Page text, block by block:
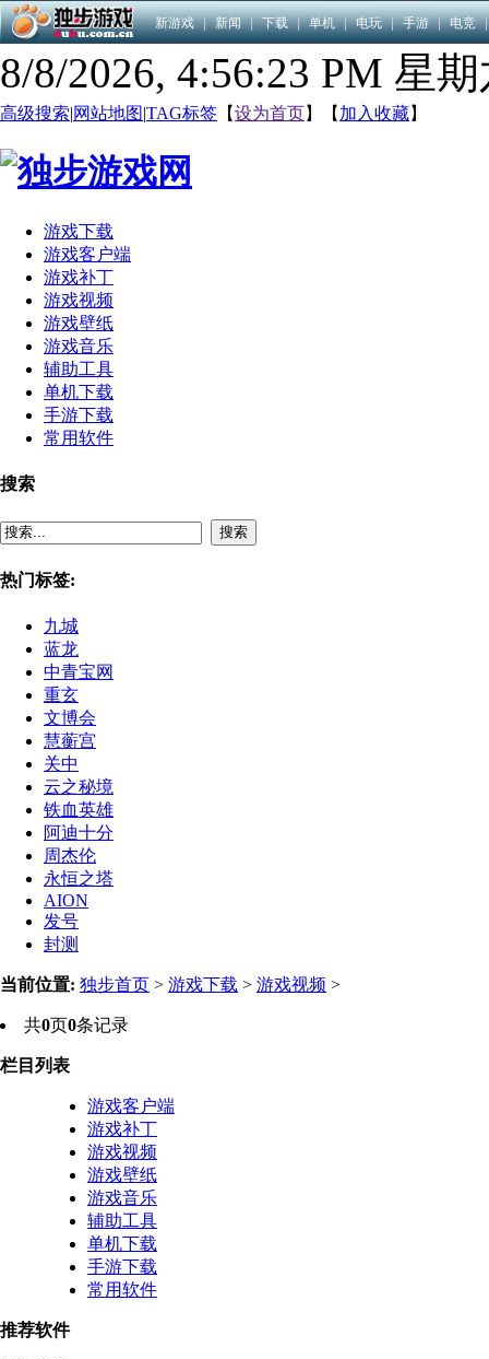
新游戏 | 新闻 | 下载 | 单机 | 电玩 | 手游 | 电竞 |
8/8/2026, 4:56:23 PM 星
高级搜索|网站地图|TAG标签 【设为首页】【 加入收藏】
游戏下载
游戏客户端
游戏补丁
游戏视频
游戏壁纸
游戏音乐
辅助工具
单机下载
手游下载
常用软件
搜索
搜索
热门标签:
九城
蓝龙
中青宝网
重玄
文博会
慧蘅宫
关中
云之秘境
铁血英雄
阿迪十分
周杰伦
永恒之塔
AION
发号
封测
当前位置: 独步首页 > 游戏下载 > 游戏视频 >
共0页0条记录
栏目列表
游戏客户端
游戏补丁
游戏视频
游戏壁纸
游戏音乐
辅助工具
单机下载
手游下载
常用软件
推荐软件